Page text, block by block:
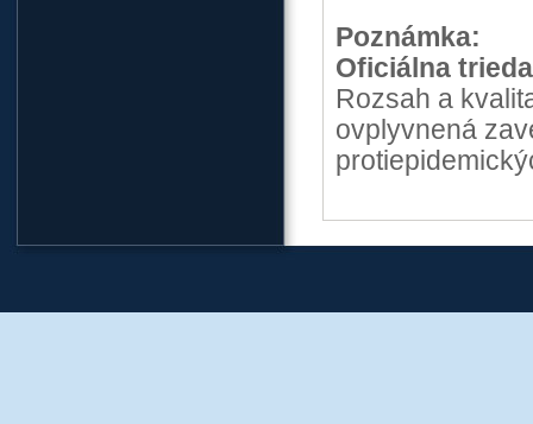
Poznámka:
Oficiálna
Rozsah a
ovplyvnená